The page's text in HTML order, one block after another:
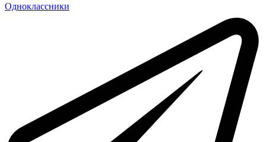
Одноклассники